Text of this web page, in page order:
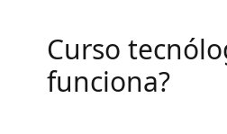
Curso
funciona?